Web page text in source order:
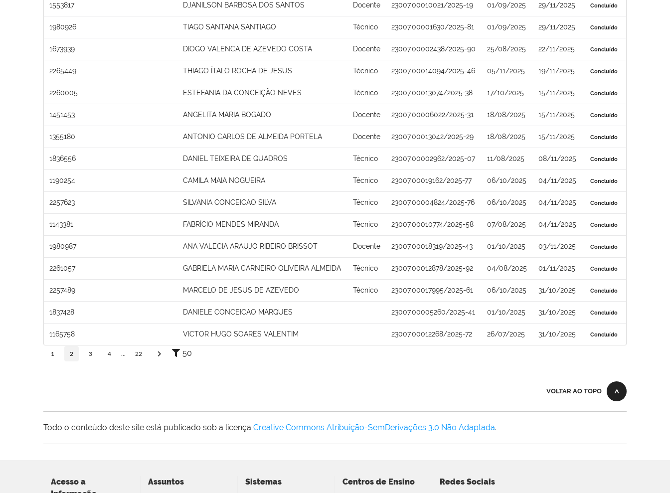
1553817 DJANILSON BARBOSA DOS SANTOS Docente 23007.00010021/2025-19 01/09/2025 29/11/2025 Concluído
1980926 TIAGO SANTANA SANTIAGO Técnico 23007.00001630/2025-81 01/09/2025 29/11/2025 Concluído
1673939 DIOGO VALENCA DE AZEVEDO COSTA Docente 23007.00002438/2025-90 25/08/2025 22/11/2025 Concluído
2265449 THIAGO ÍTALO ROCHA DE JESUS Técnico 23007.00014094/2025-46 05/11/2025 19/11/2025 Concluído
2260005 ESTEFANIA DA CONCEIÇÃO NEVES Técnico 23007.00013074/2025-38 17/10/2025 15/11/2025 Concluído
1451453 ANGELITA MARIA BOGADO Docente 23007.00006022/2025-31 18/08/2025 15/11/2025 Concluído
1355180 ANTONIO CARLOS DE ALMEIDA PORTELA Docente 23007.00013042/2025-29 18/08/2025 15/11/2025 Concluído
1836556 DANIEL TEIXEIRA DE QUADROS Técnico 23007.00002962/2025-07 11/08/2025 08/11/2025 Concluído
1190254 CAMILA MAIA NOGUEIRA Técnico 23007.00019162/2025-77 06/10/2025 04/11/2025 Concluído
2257623 SILVANIA CONCEICAO SILVA Técnico 23007.00004824/2025-76 06/10/2025 04/11/2025 Concluído
1143381 FABRÍCIO MENDES MIRANDA Técnico 23007.00010774/2025-58 07/08/2025 04/11/2025 Concluído
1980987 ANA VALECIA ARAUJO RIBEIRO BRISSOT Docente 23007.00018319/2025-43 01/10/2025 03/11/2025 Concluído
2261057 GABRIELA MARIA CARNEIRO OLIVEIRA ALMEIDA Técnico 23007.00012878/2025-92 04/08/2025 01/11/2025 Concluído
2257489 MARCELO DE JESUS DE AZEVEDO Técnico 23007.00017995/2025-61 06/10/2025 31/10/2025 Concluído
1837428 DANIELE CONCEICAO MARQUES 23007.00005260/2025-41 01/10/2025 31/10/2025 Concluído
1165758 VICTOR HUGO SOARES VALENTIM 23007.00012268/2025-72 26/07/2025 31/10/2025 Concluído
1 2 3 4 22 50
VOLTAR AO TOPO
Todo o conteúdo deste site está publicado sob a licença Creative Commons Atribuição-SemDerivações 3.0 Não Adaptada.
Acesso a
Assuntos Sistemas Centros de Ensino Redes Sociais